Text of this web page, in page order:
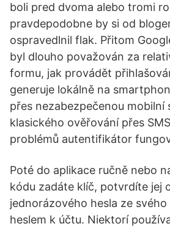
boli pred dvoma alebo tromi
pravdepodobne by si od
ospravedlnil flak. Přitom
byl dlouho považován za
formu, jak provádět
generuje lokálně na
přes nezabezpečenou mobilní
klasického ověřování přes
problémů autentifikátor
Poté do aplikace ručně nebo
kódu zadáte klíč, potvrdíte jej
jednorázového hesla ze
heslem k účtu. Niektorí